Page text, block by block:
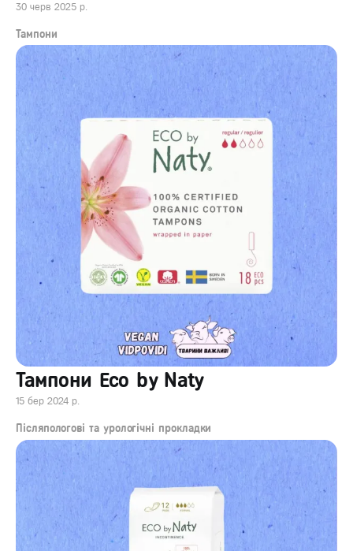
30 черв 2025 р.
Тампони
Тампони Eco by Naty
15 бер 2024 р.
Післяпологові та урологічні прокладки